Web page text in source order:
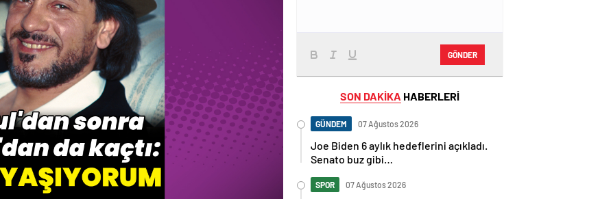
GÖNDER
SON DAKİKA HABERLERİ
GÜNDEM 07 Ağustos 2026
Joe Biden 6 aylık hedeflerini açıkladı.
Senato buz gibi…
SPOR 07 Ağustos 2026